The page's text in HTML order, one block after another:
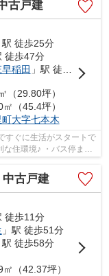
古戸建
駅 徒歩25分
徒歩47分
稲田 」駅 徒歩53分
（29.80坪）
（45.4坪）
町大字七本木
すぐに生活がスタートで
な住環境♪ ・バス停まで
古戸建
徒歩11分
」駅 徒歩51分
駅 徒歩58分
（42.37坪）